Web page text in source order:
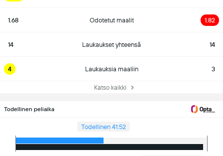
1.68 Odotetut maalit 1.82
14 Laukaukset yhteensä 14
4 Laukauksia maaliin 3
Katso kaikki
Todellinen peliaika
Todellinen 41:52